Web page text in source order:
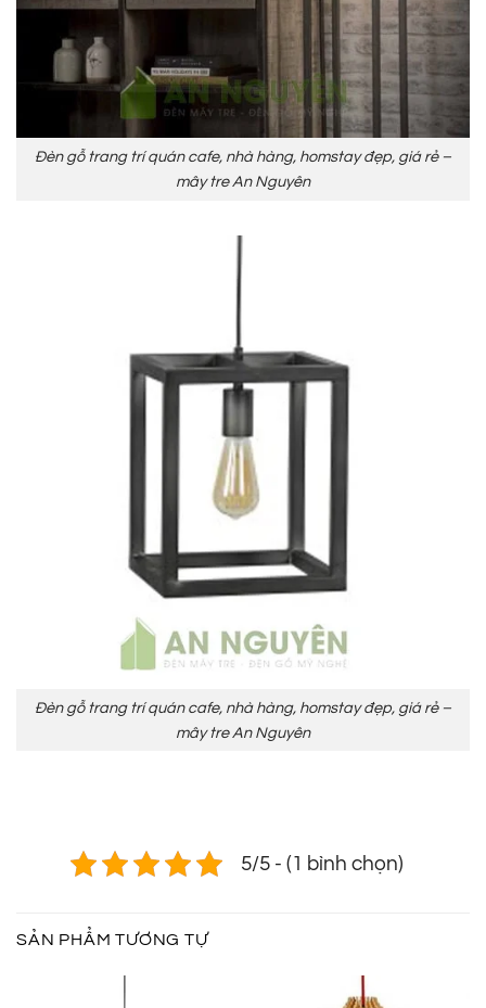
Đèn gỗ trang trí quán cafe, nhà hàng, homstay đẹp, giá rẻ –
mây tre An Nguyên
Đèn gỗ trang trí quán cafe, nhà hàng, homstay đẹp, giá rẻ –
mây tre An Nguyên
5/5 - (1 bình chọn)
SẢN PHẨM TƯƠNG TỰ